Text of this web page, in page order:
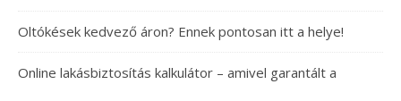
Oltókések kedvező áron? Ennek pontosan itt a helye!
Online lakásbiztosítás kalkulátor – amivel garantált a